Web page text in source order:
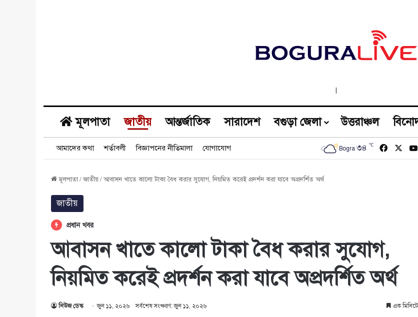
|
মূলপাতা জাতীয় আন্তর্জাতিক সারাদেশ বগুড়া জেলা উত্তরাঞ্চল
আমাদের কথা শর্তাবলী বিজ্ঞাপনের নীতিমালা যোগাযোগ Bogra ৩৪ ℃ Facebook
মূলপাতা/জাতীয়/আবাসন খাতে কালো টাকা বৈধ করার সুযোগ, নিয়মিত করেই প্রদর্শন করা যাবে অপ্রদর্শিত অর্থ
জাতীয়
প্রধান খবর
আবাসন খাতে কালো টাকা বৈধ করার সুযোগ,
নিয়মিত করেই প্রদর্শন করা যাবে অপ্রদর্শিত অর্থ
নিউজ ডেস্ক জুন ১১, ২০২৬ সর্বশেষ সংষ্করণ: জুন ১১, ২০২৬ এক